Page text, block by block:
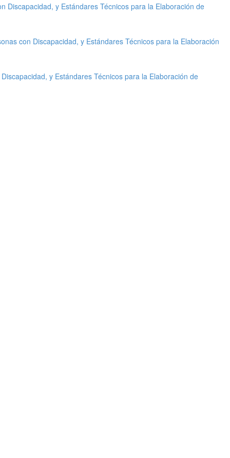
Discapacidad, y Estándares Técnicos para la Elaboración de
con Discapacidad, y Estándares Técnicos para la Elaboración
y Estándares Técnicos para la Elaboración de